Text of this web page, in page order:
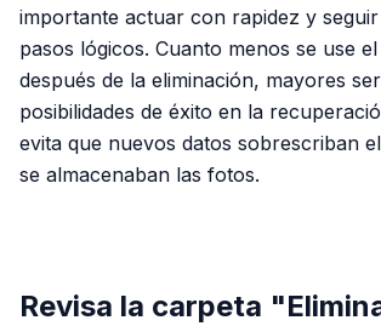
importante actuar con rapidez y
pasos lógicos. Cuanto menos se use
después de la eliminación, mayores
posibilidades de éxito en la
evita que nuevos datos sobrescriban
se almacenaban las fotos.
Revisa la carpeta